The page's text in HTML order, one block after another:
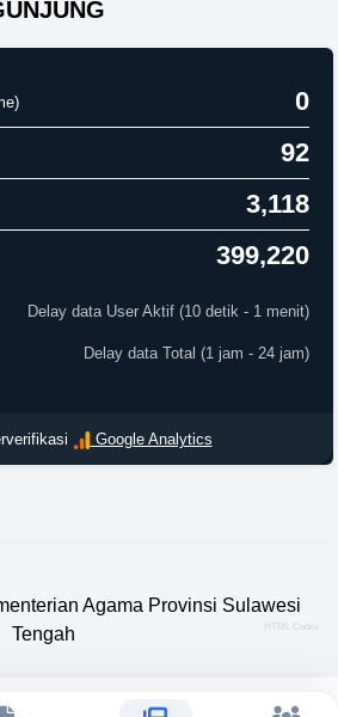
0
92
3,118
399,220
Delay data User Aktif (10 detik - 1 menit)
Delay data Total (1 jam - 24 jam)
Google Analytics
Agama Provinsi Sulawesi
Tengah
HTML Codex